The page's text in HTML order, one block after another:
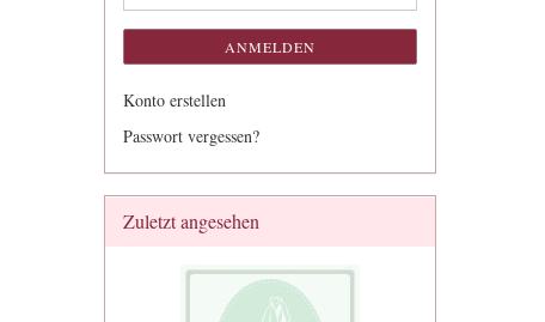
ANMELDEN
Konto erstellen
Passwort vergessen?
Zuletzt angesehen